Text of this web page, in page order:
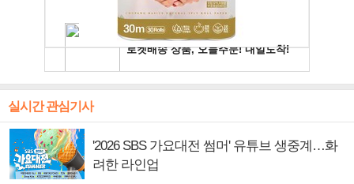
실시간 관심기사
'2026 SBS 가요대전 썸머' 유튜브 생중계…화
려한 라인업